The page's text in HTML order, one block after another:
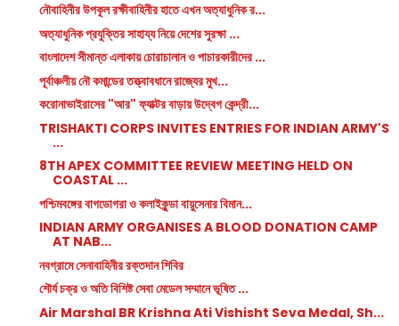
নৌবাহিনীর উপকূল রক্ষীবাহিনীর হাতে এখন অত্যাধুনিক র...
অত্যাধুনিক প্রযুক্তির সাহায্য নিয়ে দেশের সুরক্ষা ...
বাংলাদেশ সীমান্ত এলাকায় চোরাচালান ও পাচারকারীদের ...
পূর্বাঞ্চলীয় নৌ কমান্ডের তত্ত্বাবধানে রাজ্যের মুখ...
করোনাভাইরাসের "আর" ফ্যাক্টর বাড়ায় উদ্বেগ কেন্দ্রী...
TRISHAKTI CORPS INVITES ENTRIES FOR INDIAN ARMY'S
...
8TH APEX COMMITTEE REVIEW MEETING HELD ON
COASTAL ...
পশ্চিমবঙ্গের বাগডোগরা ও কলাইকুন্ডা বায়ুসেনার বিমান...
INDIAN ARMY ORGANISES A BLOOD DONATION CAMP
AT NAB...
নবগ্রামে সেনাবাহিনীর রক্তদান শিবির
শৌর্য চক্র ও অতি বিশিষ্ট সেবা মেডেল সম্মানে ভূষিত ...
Air Marshal BR Krishna Ati Vishisht Seva Medal, Sh...